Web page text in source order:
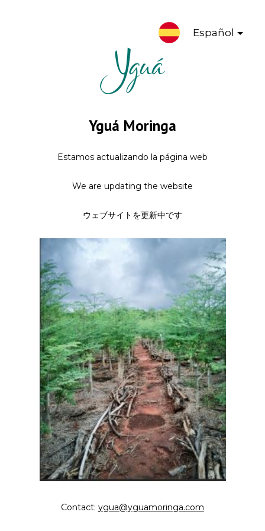
Español
Yguá Moringa
Estamos actualizando la página web
We are updating the website
ウェブサイトを更新中です
Contact: ygua@yguamoringa.com